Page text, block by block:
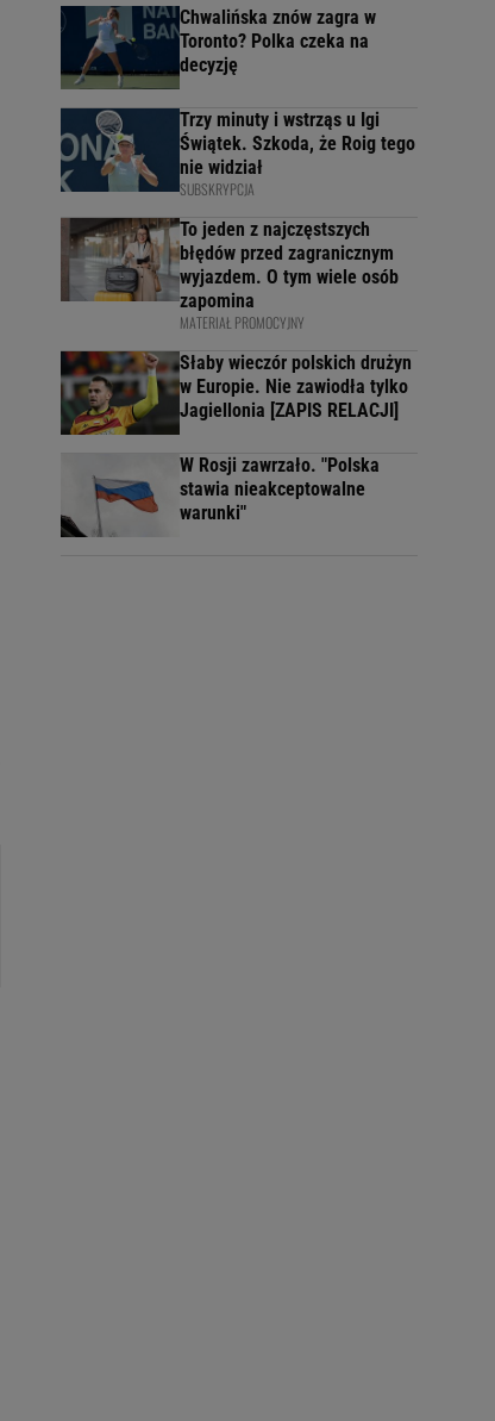
Chwalińska znów zagra w
Toronto? Polka czeka na
decyzję
Trzy minuty i wstrząs u Igi
Świątek. Szkoda, że Roig tego
nie widział
SUBSKRYPCJA
To jeden z najczęstszych
błędów przed zagranicznym
wyjazdem. O tym wiele osób
zapomina
MATERIAŁ PROMOCYJNY
Słaby wieczór polskich drużyn
w Europie. Nie zawiodła tylko
Jagiellonia [ZAPIS RELACJI]
W Rosji zawrzało. "Polska
stawia nieakceptowalne
warunki"